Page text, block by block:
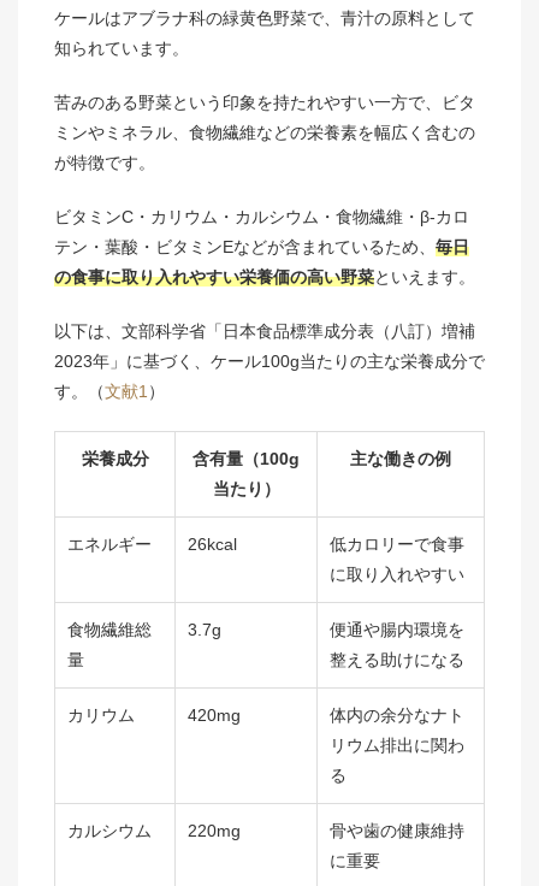
ケールはアブラナ科の緑黄色野菜で、青汁の原料として
知られています。
苦みのある野菜という印象を持たれやすい一方で、ビタ
ミンやミネラル、食物繊維などの栄養素を幅広く含むの
が特徴です。
ビタミンC・カリウム・カルシウム・食物繊維・β-カロ
テン・葉酸・ビタミンEなどが含まれているため、 毎日
の食事に取り入れやすい栄養価の高い野菜といえます。
以下は、文部科学省「日本食品標準成分表（八訂）増補
2023年」に基づく、ケール100g当たりの主な栄養成分で
す。（文献1）
栄養成分
含有量（100g
当たり）
主な働きの例
エネルギー 26kcal
低カロリーで食事
に取り入れやすい
食物繊維総
量
3.7g
便通や腸内環境を
整える助けになる
カリウム 420mg
体内の余分なナト
リウム排出に関わ
る
カルシウム 220mg
骨や歯の健康維持
に重要